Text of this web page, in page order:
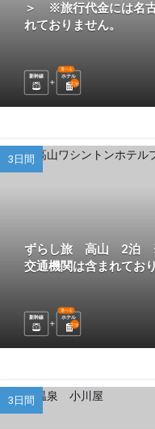
＞ ※旅行代金には名
れておりません。
新幹線 ホテル
選べる
2泊
3日間
ずらし旅 高山 2泊 ※
交通機関は含まれてお
新幹線 ホテル
選べる
2泊
3日間